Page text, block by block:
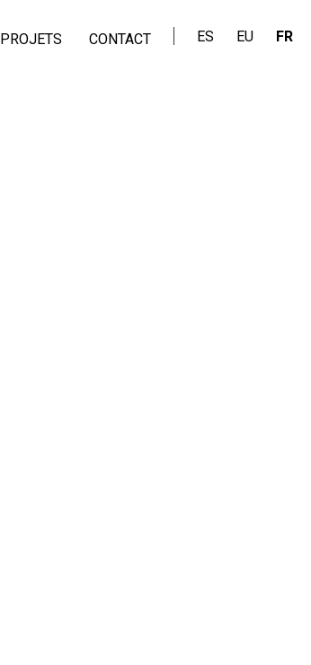
PROJETS CONTACT ES EU FR